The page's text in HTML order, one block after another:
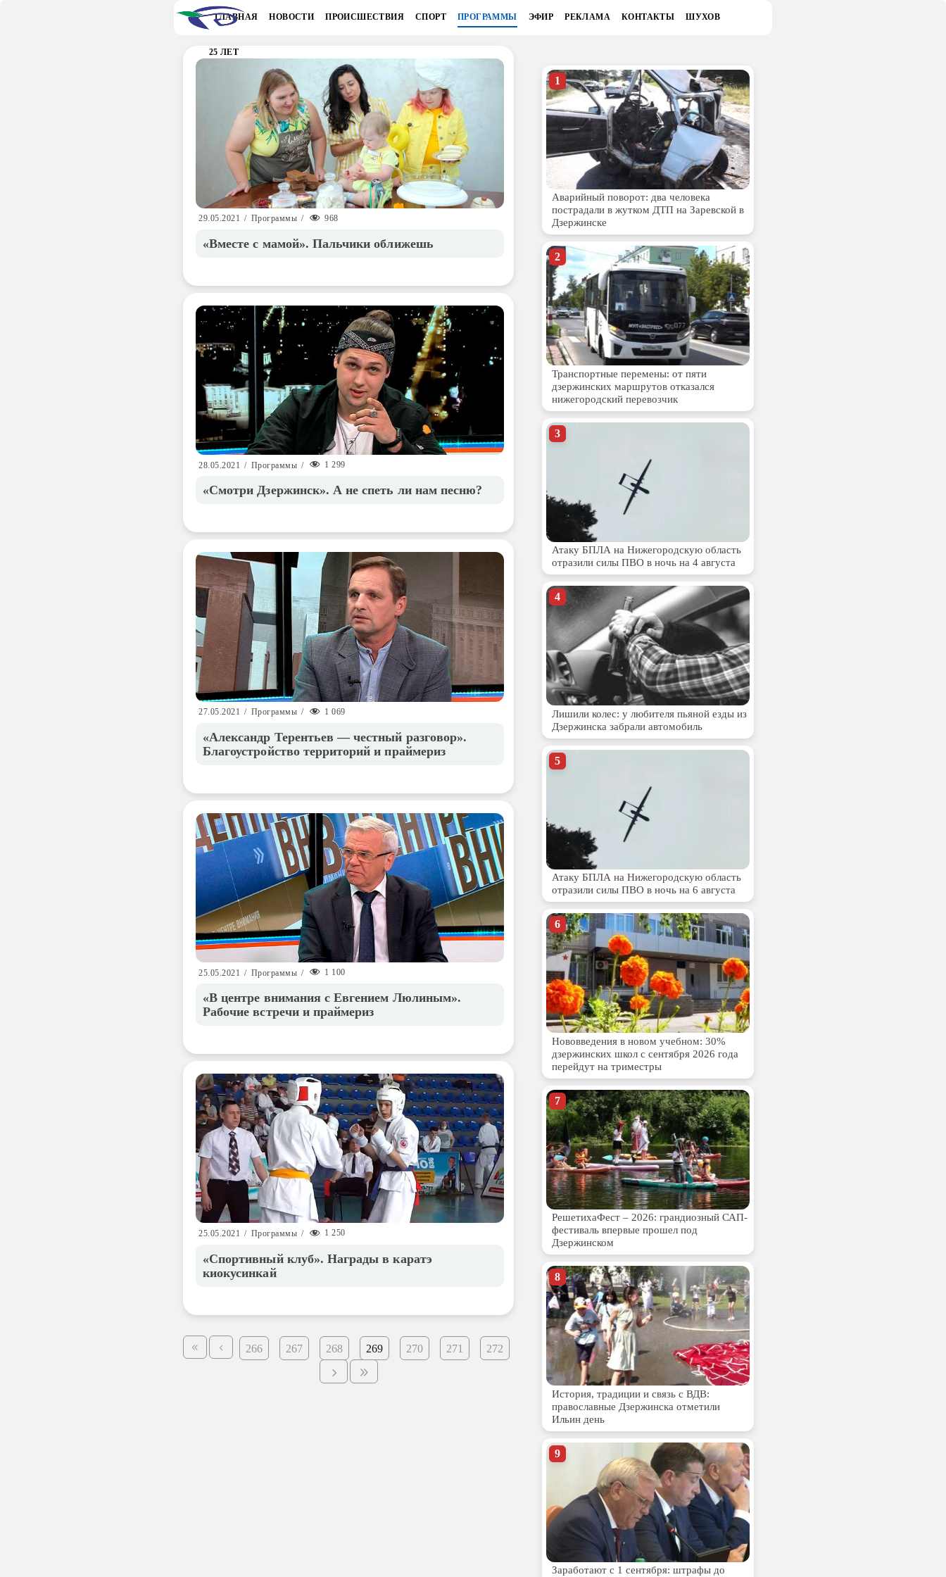
ГЛАВНАЯ НОВОСТИ ПРОИСШЕСТВИЯ СПОРТ ПРОГРАММЫ ЭФИР РЕКЛАМА КОНТАКТЫ ШУХОВ
25 ЛЕТ
29.05.2021 / Программы / 968
«Вместе с мамой». Пальчики оближешь
28.05.2021 / Программы / 1 299
«Смотри Дзержинск». А не спеть ли нам песню?
27.05.2021 / Программы / 1 069
«Александр Терентьев — честный разговор».
Благоустройство территорий и праймериз
25.05.2021 / Программы / 1 100
«В центре внимания с Евгением Люлиным».
Рабочие встречи и праймериз
25.05.2021 / Программы / 1 250
«Спортивный клуб». Награды в каратэ
киокусинкай
266 267 268 269 270 271 272